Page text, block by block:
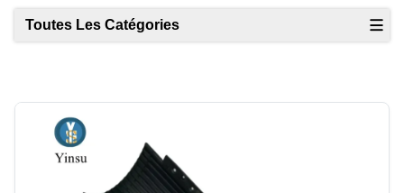
Toutes Les Catégories